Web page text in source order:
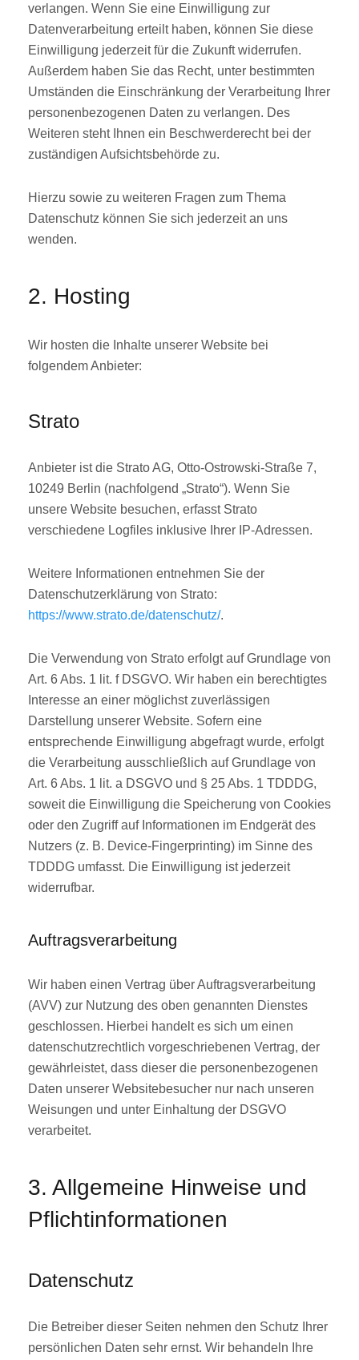
verlangen. Wenn Sie eine Einwilligung zur
Datenverarbeitung erteilt haben, können Sie diese
Einwilligung jederzeit für die Zukunft widerrufen.
Außerdem haben Sie das Recht, unter bestimmten
Umständen die Einschränkung der Verarbeitung Ihrer
personenbezogenen Daten zu verlangen. Des
Weiteren steht Ihnen ein Beschwerderecht bei der
zuständigen Aufsichtsbehörde zu.
Hierzu sowie zu weiteren Fragen zum Thema
Datenschutz können Sie sich jederzeit an uns
wenden.
2. Hosting
Wir hosten die Inhalte unserer Website bei
folgendem Anbieter:
Strato
Anbieter ist die Strato AG, Otto-Ostrowski-Straße 7,
10249 Berlin (nachfolgend „Strato“). Wenn Sie
unsere Website besuchen, erfasst Strato
verschiedene Logfiles inklusive Ihrer IP-Adressen.
Weitere Informationen entnehmen Sie der
Datenschutzerklärung von Strato:
https://www.strato.de/datenschutz/.
Die Verwendung von Strato erfolgt auf Grundlage von
Art. 6 Abs. 1 lit. f DSGVO. Wir haben ein berechtigtes
Interesse an einer möglichst zuverlässigen
Darstellung unserer Website. Sofern eine
entsprechende Einwilligung abgefragt wurde, erfolgt
die Verarbeitung ausschließlich auf Grundlage von
Art. 6 Abs. 1 lit. a DSGVO und § 25 Abs. 1 TDDDG,
soweit die Einwilligung die Speicherung von Cookies
oder den Zugriff auf Informationen im Endgerät des
Nutzers (z. B. Device-Fingerprinting) im Sinne des
TDDDG umfasst. Die Einwilligung ist jederzeit
widerrufbar.
Auftragsverarbeitung
Wir haben einen Vertrag über Auftragsverarbeitung
(AVV) zur Nutzung des oben genannten Dienstes
geschlossen. Hierbei handelt es sich um einen
datenschutzrechtlich vorgeschriebenen Vertrag, der
gewährleistet, dass dieser die personenbezogenen
Daten unserer Websitebesucher nur nach unseren
Weisungen und unter Einhaltung der DSGVO
verarbeitet.
3. Allgemeine Hinweise und
Pflicht­informationen
Datenschutz
Die Betreiber dieser Seiten nehmen den Schutz Ihrer
persönlichen Daten sehr ernst. Wir behandeln Ihre